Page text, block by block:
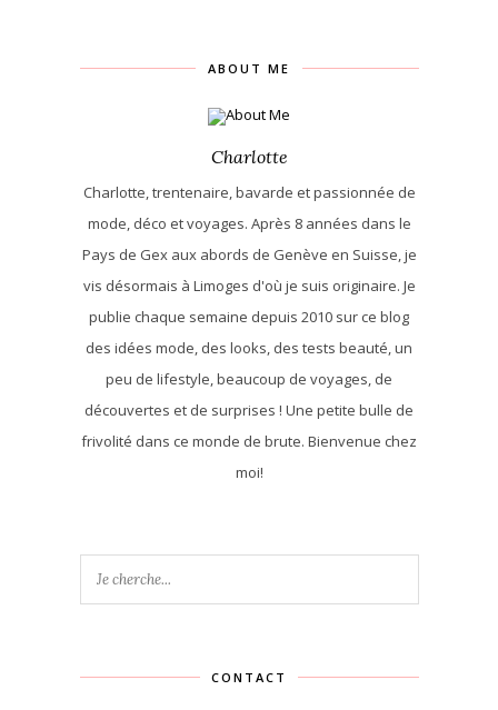
ABOUT ME
Charlotte
Charlotte, trentenaire, bavarde et passionnée de
mode, déco et voyages. Après 8 années dans le
Pays de Gex aux abords de Genève en Suisse, je
vis désormais à Limoges d'où je suis originaire. Je
publie chaque semaine depuis 2010 sur ce blog
des idées mode, des looks, des tests beauté, un
peu de lifestyle, beaucoup de voyages, de
découvertes et de surprises ! Une petite bulle de
frivolité dans ce monde de brute. Bienvenue chez
moi!
CONTACT